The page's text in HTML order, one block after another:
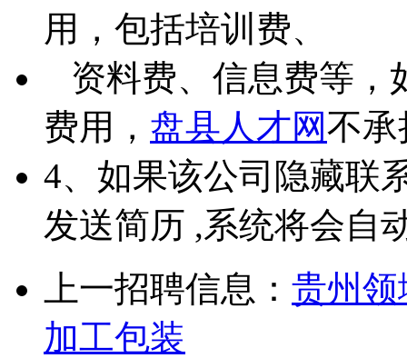
用，包括培训费、
资料费、信息费等，
费用， 盘县人才网不承
4、如果该公司隐藏联
发送简历 ,系统将会自
上一招聘信息： 贵州
加工包装